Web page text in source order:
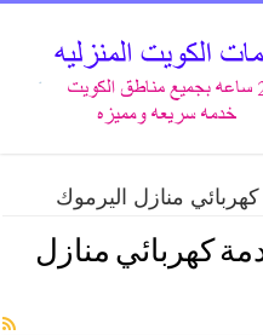
منازل اليرموك
كهربائي منازل